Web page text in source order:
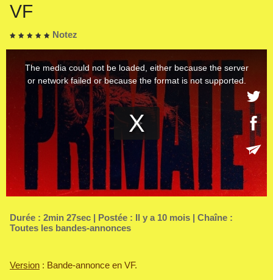
VF
Notez
Durée : 2min 27sec | Postée : Il y a 10 mois | Chaîne :
Toutes les bandes-annonces
Version : Bande-annonce en VF.